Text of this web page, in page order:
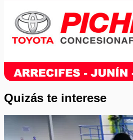
Quizás te interese